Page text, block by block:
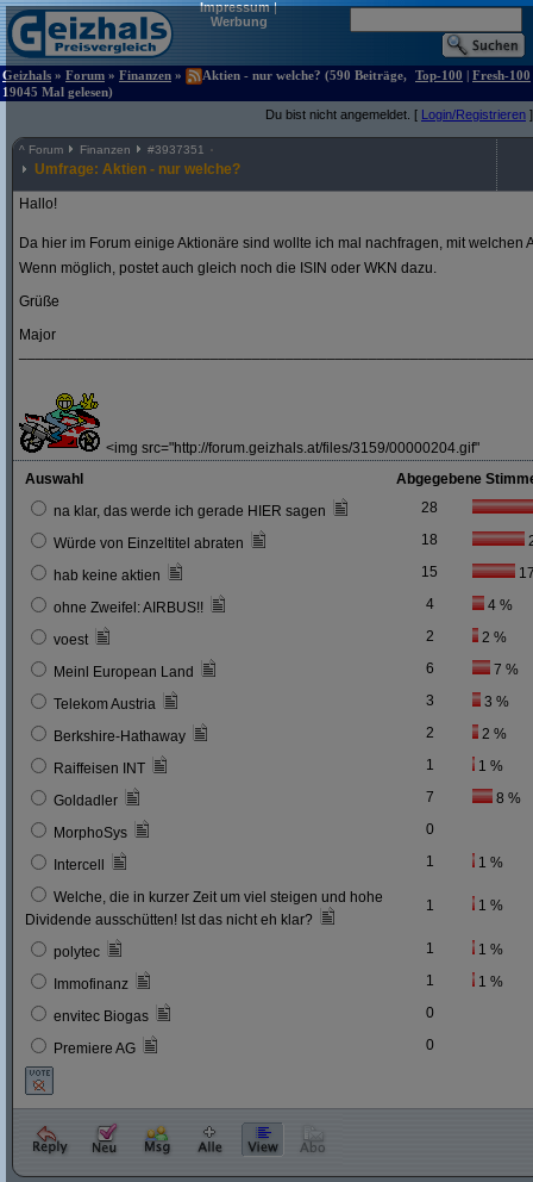
Impressum|
Werbung
Geizhals » Forum » Finanzen »
Aktien - nur welche? (590 Beiträge,
19045 Mal gelesen)
Top-100 | Fresh-100
Du bist nicht angemeldet. [ Login/Registrieren ]
^ Forum Finanzen #3937351
Umfrage: Aktien - nur welche?
Hallo!
Da hier im Forum einige Aktionäre sind wollte ich mal nachfragen, mit welchen
Wenn möglich, postet auch gleich noch die ISIN oder WKN dazu.
Grüße
Major
<img src="http://forum.geizhals.at/files/3159/00000204.gif"
Auswahl
Abgegebene
na klar, das werde ich gerade HIER sagen
28
Würde von Einzeltitel abraten 18
hab keine aktien 15
ohne Zweifel: AIRBUS!! 4 4 %
voest 2 2 %
Meinl European Land 6 7 %
Telekom Austria 3 3 %
Berkshire-Hathaway 2 2 %
Raiffeisen INT 1 1 %
Goldadler 7 8 %
MorphoSys 0
Intercell 1 1 %
Welche, die in kurzer Zeit um viel steigen und hohe
Dividende ausschütten! Ist das nicht eh klar?
1 1 %
polytec 1 1 %
Immofinanz 1 1 %
envitec Biogas 0
Premiere AG 0